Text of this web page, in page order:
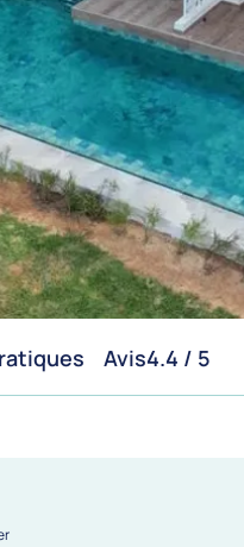
Avis4.4 / 5